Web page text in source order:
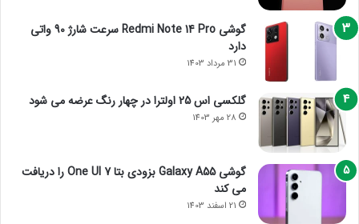
گوشی Redmi Note 14 Pro سرعت شارژ 90 واتی
دارد
31 مرداد 1403
گلکسی اس 25 اولترا در چهار رنگ عرضه می شود
28 مهر 1403
گوشی Galaxy A55 بزودی بتا One UI 7 را دریافت
می کند
21 اسفند 1403